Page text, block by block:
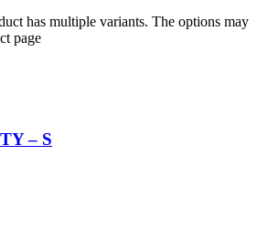
has multiple variants. The options may
page
– S